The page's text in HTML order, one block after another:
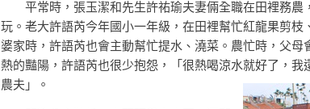
平常時，張玉潔和先生許祐瑜夫妻倆全職在田裡務農
玩。老大許語芮今年國小一年級，在田裡幫忙紅龍果剪
婆家時，許語芮也會主動幫忙提水、澆菜。農忙時，父
熱的豔陽，許語芮也很少抱怨，「很熱喝涼水就好了，我
農夫」。